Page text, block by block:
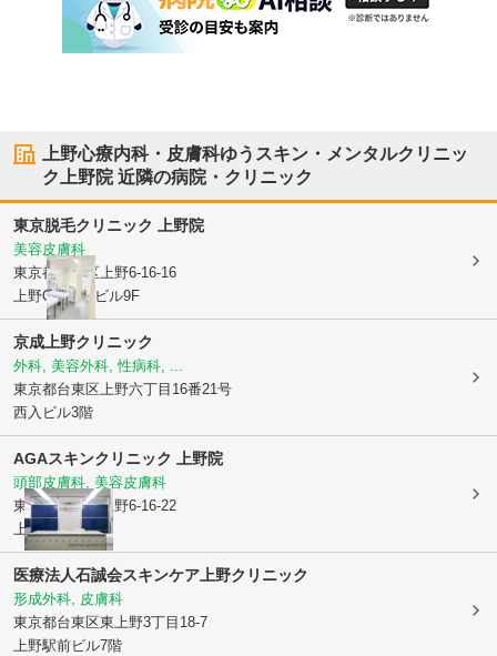
上野心療内科・皮膚科ゆうスキン・メンタルクリニッ
ク上野院近隣の病院・クリニック
東京脱毛クリニック 上野院
美容皮膚科
東京都台東区 上野6-16-16
上野ORAGAビル9F
京成上野クリニック
外科, 美容外科, 性病科, ...
東京都台東区 上野六丁目16番21号
西入ビル3階
AGAスキンクリニック 上野院
頭部皮膚科, 美容皮膚科
東京都台東区上野6-16-22
上野TGビル6F
医療法人石誠会スキンケア上野クリニック
形成外科, 皮膚科
東京都台東区東上野3丁目18-7
上野駅前ビル7階